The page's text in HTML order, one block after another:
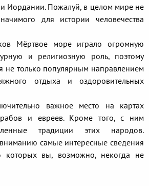
Иордании. Пожалуй, в целом мире не
для истории человечества
Мёртвое море играло огромную
и религиозную роль, поэтому
не только популярным направлением
отдыха и оздоровительных
важное место на картах
и евреев. Кроме того, с ним
традиции этих народов.
самые интересные сведения
вы, возможно, некогда не